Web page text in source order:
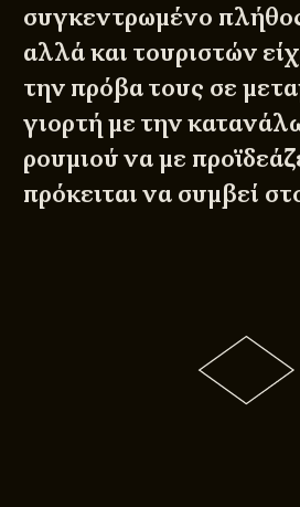
συγκεντρωμένο
αλλά και τουριστών
την πρόβα τους σε
γιορτή με την
ρουμιού να με
πρόκειται να συμβεί